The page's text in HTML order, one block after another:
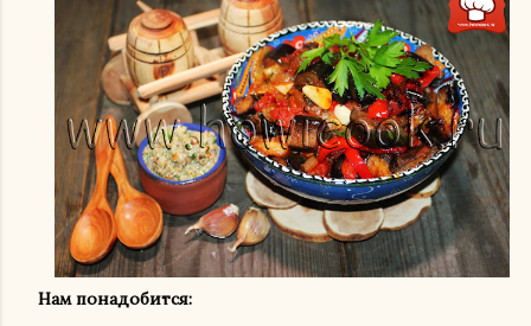
Нам понадобится: